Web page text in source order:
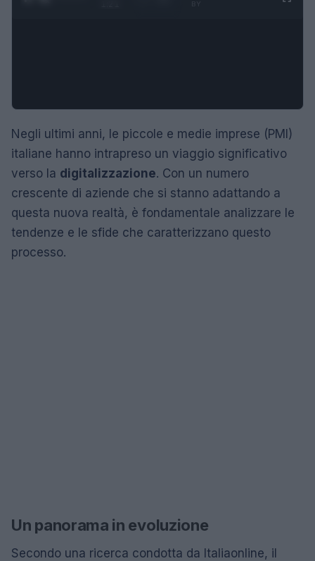
Negli ultimi anni, le piccole e medie imprese (PMI)
italiane hanno intrapreso un viaggio significativo
verso la digitalizzazione. Con un numero
crescente di aziende che si stanno adattando a
questa nuova realtà, è fondamentale analizzare le
tendenze e le sfide che caratterizzano questo
processo.
Un panorama in evoluzione
Secondo una ricerca condotta da Italiaonline, il